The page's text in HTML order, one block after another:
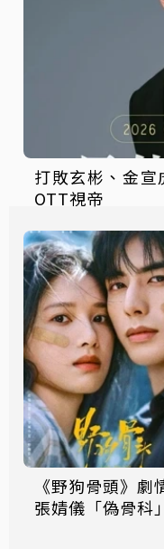
打敗玄彬、金
OTT視帝
《野狗骨頭》劇
張婧儀「偽骨科